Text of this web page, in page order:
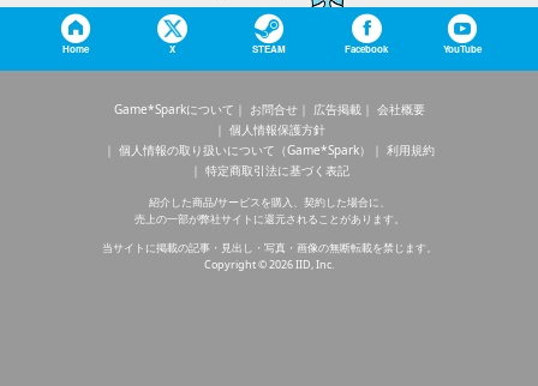
Home X STEAM Facebook YouTube
Game*Sparkについて お問合せ 広告掲載
会社概要
個人情報保護方針
個人情報の取り扱いについて（Game*Spark）
利用規約
特定商取引法に基づく表記
紹介した商品/サービスを購入、契約した場合に、
売上の一部が弊社サイトに還元されることがあります。
当サイトに掲載の記事・見出し・写真・画像の無断転載を禁じます。
Copyright © 2026 IID, Inc.